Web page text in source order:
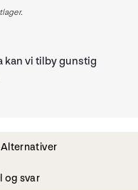
kan vi tilby gunstig
Alternativer
og svar